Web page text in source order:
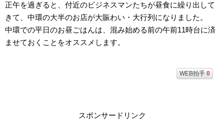
正午を過ぎると、付近のビジネスマンたちが昼食に繰り出して
きて、中環の大半のお店が大賑わい・大行列になりました。
中環での平日のお昼ごはんは、混み始める前の午前11時台に済
ませておくことをオススメします。
WEB拍手 0
スポンサードリンク